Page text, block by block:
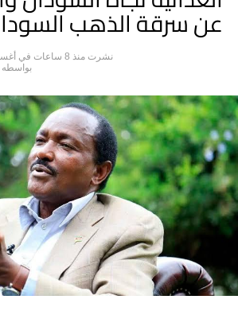
عن سرقة الذهب
نشرت منذ 8 ساعات في
بواسطه